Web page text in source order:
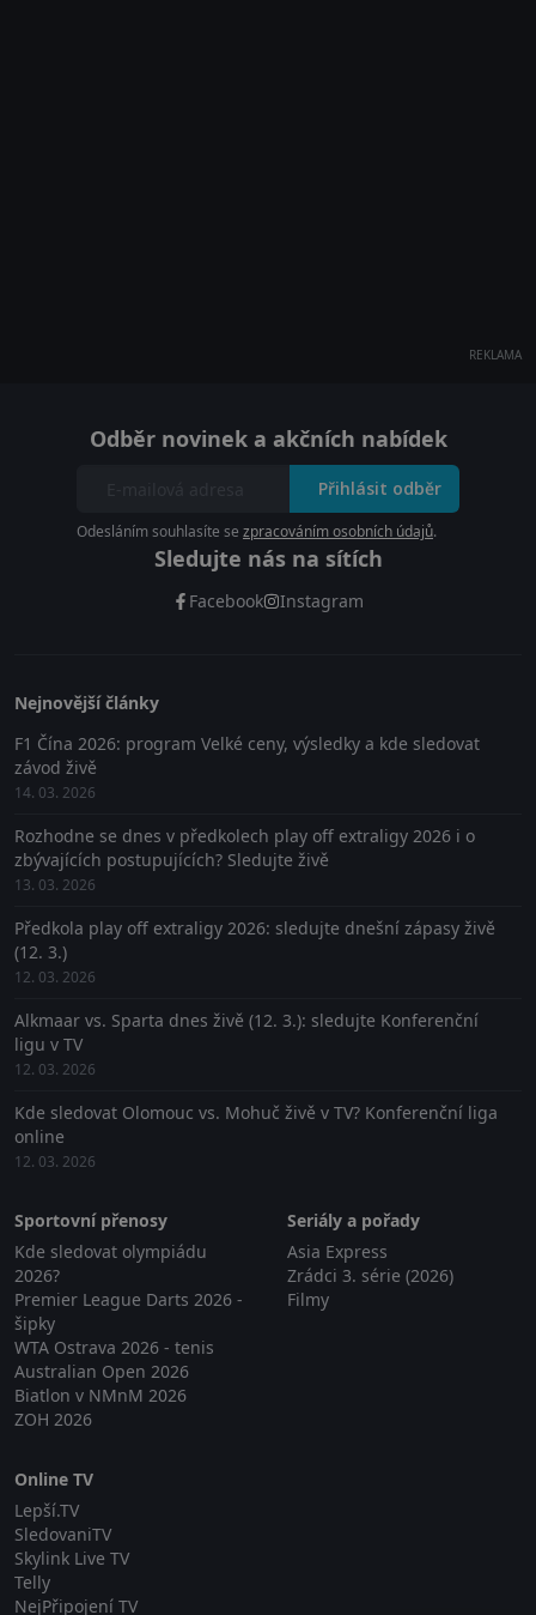
REKLAMA
Odběr novinek a akčních nabídek
Přihlásit odběr
Odesláním souhlasíte se zpracováním osobních údajů.
Sledujte nás na sítích
Facebook Instagram
Nejnovější články
F1 Čína 2026: program Velké ceny, výsledky a kde sledovat
závod živě
14. 03. 2026
Rozhodne se dnes v předkolech play off extraligy 2026 i o
zbývajících postupujících? Sledujte živě
13. 03. 2026
Předkola play off extraligy 2026: sledujte dnešní zápasy živě
(12. 3.)
12. 03. 2026
Alkmaar vs. Sparta dnes živě (12. 3.): sledujte Konferenční
ligu v TV
12. 03. 2026
Kde sledovat Olomouc vs. Mohuč živě v TV? Konferenční liga
online
12. 03. 2026
Sportovní přenosy
Kde sledovat olympiádu
2026?
Premier League Darts 2026 -
šipky
WTA Ostrava 2026 - tenis
Australian Open 2026
Biatlon v NMnM 2026
ZOH 2026
Seriály a pořady
Asia Express
Zrádci 3. série (2026)
Filmy
Online TV
Lepší.TV
SledovaniTV
Skylink Live TV
Telly
NejPřipojení TV